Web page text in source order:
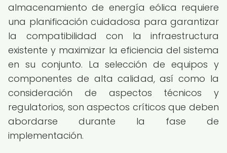
almacenamiento de energía eólica requiere
una planificación cuidadosa para garantizar
la compatibilidad con la infraestructura
existente y maximizar la eficiencia del sistema
en su conjunto. La selección de equipos y
componentes de alta calidad, así como la
consideración de aspectos técnicos y
regulatorios, son aspectos críticos que deben
abordarse durante la fase de
implementación.